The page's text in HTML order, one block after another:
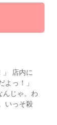
」 店内に
っ！」
んじゃ。わ
いっそ殺